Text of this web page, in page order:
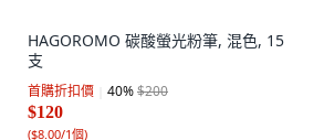
HAGOROMO 碳酸螢光粉筆, 混色, 15
支
首購折扣價 40%$200
$120
($8.00/1個)